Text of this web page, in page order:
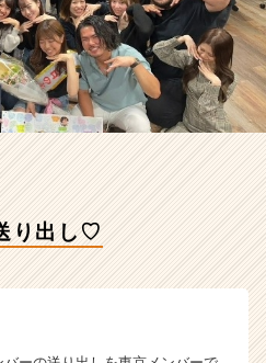
り出し♡